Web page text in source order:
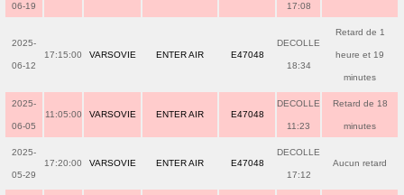
06-19 17:08
2025-
06-12
17:15:00 VARSOVIE ENTER AIR E47048
DECOLLE
18:34
Retard de 1
heure et 19
minutes
2025-
06-05
11:05:00 VARSOVIE ENTER AIR E47048
DECOLLE
11:23
Retard de 18
minutes
2025-
05-29
17:20:00 VARSOVIE ENTER AIR E47048
DECOLLE
17:12
Aucun retard